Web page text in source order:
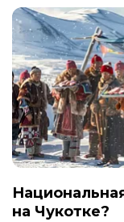
на Чукотке?